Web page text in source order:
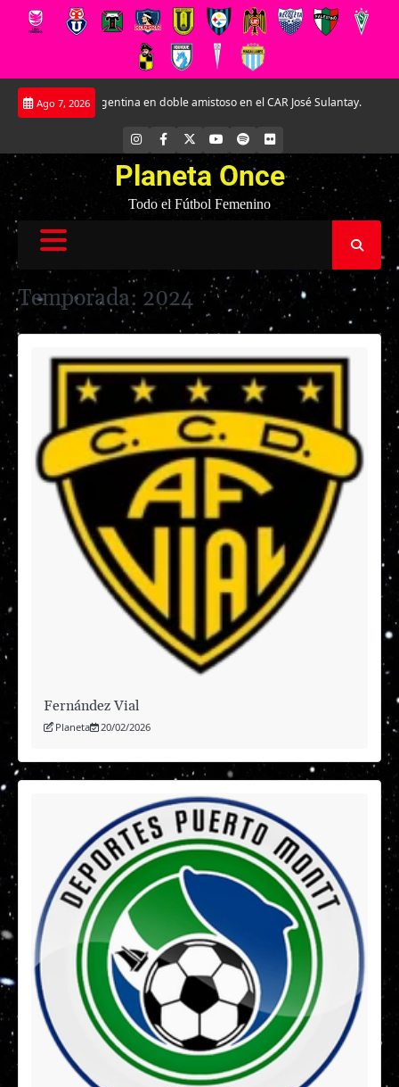
Saltar
Ago 7, 2026
en doble amistoso en el CAR José Sulantay. Conversamos en
INSTAGRAM
FACEBOOK YOUTUBE
SPOTIFYFLICKR
Planeta Once
Todo el Fútbol Femenino
Temporada: 2024
Fernández Vial
Planeta 20/02/2026